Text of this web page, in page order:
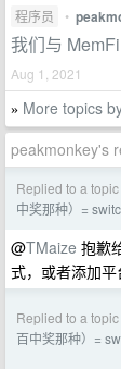
程序员 •
我们与
Aug 1, 2021
» More topics
peakmonkey's
Replied to a
中奖那种）=
@TMaize 抱歉
式，或者添加平
Replied to a
百中奖那种）=